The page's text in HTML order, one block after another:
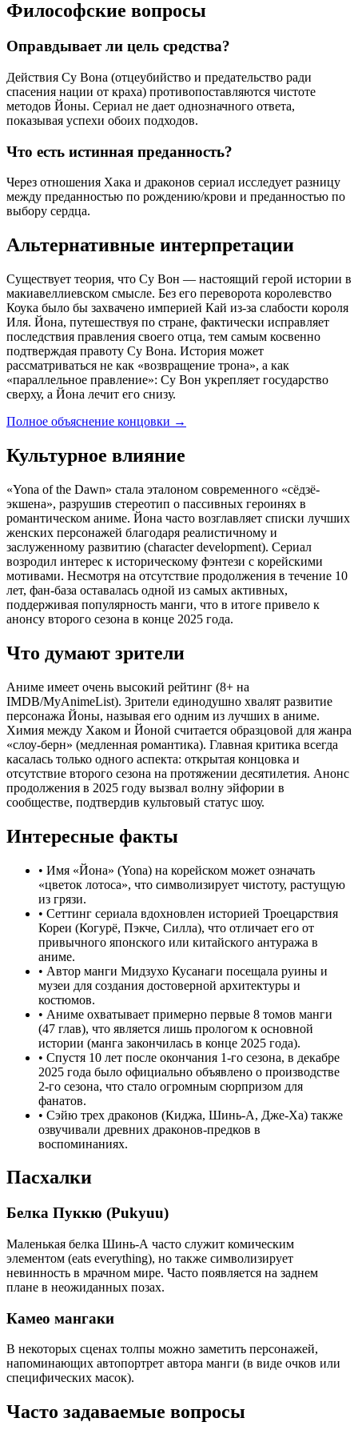
Философские вопросы
Оправдывает ли цель средства?
Действия Су Вона (отцеубийство и предательство ради
спасения нации от краха) противопоставляются чистоте
методов Йоны. Сериал не дает однозначного ответа,
показывая успехи обоих подходов.
Что есть истинная преданность?
Через отношения Хака и драконов сериал исследует разницу
между преданностью по рождению/крови и преданностью по
выбору сердца.
Альтернативные интерпретации
Существует теория, что Су Вон — настоящий герой истории в
макиавеллиевском смысле. Без его переворота королевство
Коука было бы захвачено империей Кай из-за слабости короля
Иля. Йона, путешествуя по стране, фактически исправляет
последствия правления своего отца, тем самым косвенно
подтверждая правоту Су Вона. История может
рассматриваться не как «возвращение трона», а как
«параллельное правление»: Су Вон укрепляет государство
сверху, а Йона лечит его снизу.
Полное объяснение концовки →
Культурное влияние
«Yona of the Dawn» стала эталоном современного «сёдзё-
экшена», разрушив стереотип о пассивных героинях в
романтическом аниме. Йона часто возглавляет списки лучших
женских персонажей благодаря реалистичному и
заслуженному развитию (character development). Сериал
возродил интерес к историческому фэнтези с корейскими
мотивами. Несмотря на отсутствие продолжения в течение 10
лет, фан-база оставалась одной из самых активных,
поддерживая популярность манги, что в итоге привело к
анонсу второго сезона в конце 2025 года.
Что думают зрители
Аниме имеет очень высокий рейтинг (8+ на
IMDB/MyAnimeList). Зрители единодушно хвалят развитие
персонажа Йоны, называя его одним из лучших в аниме.
Химия между Хаком и Йоной считается образцовой для жанра
«слоу-берн» (медленная романтика). Главная критика всегда
касалась только одного аспекта: открытая концовка и
отсутствие второго сезона на протяжении десятилетия. Анонс
продолжения в 2025 году вызвал волну эйфории в
сообществе, подтвердив культовый статус шоу.
Интересные факты
• Имя «Йона» (Yona) на корейском может означать
«цветок лотоса», что символизирует чистоту, растущую
из грязи.
• Сеттинг сериала вдохновлен историей Троецарствия
Кореи (Когурё, Пэкче, Силла), что отличает его от
привычного японского или китайского антуража в
аниме.
• Автор манги Мидзухо Кусанаги посещала руины и
музеи для создания достоверной архитектуры и
костюмов.
• Аниме охватывает примерно первые 8 томов манги
(47 глав), что является лишь прологом к основной
истории (манга закончилась в конце 2025 года).
• Спустя 10 лет после окончания 1-го сезона, в декабре
2025 года было официально объявлено о производстве
2-го сезона, что стало огромным сюрпризом для
фанатов.
• Сэйю трех драконов (Киджа, Шинь-А, Дже-Ха) также
озвучивали древних драконов-предков в
воспоминаниях.
Пасхалки
Белка Пуккю (Pukyuu)
Маленькая белка Шинь-А часто служит комическим
элементом (eats everything), но также символизирует
невинность в мрачном мире. Часто появляется на заднем
плане в неожиданных позах.
Камео мангаки
В некоторых сценах толпы можно заметить персонажей,
напоминающих автопортрет автора манги (в виде очков или
специфических масок).
Часто задаваемые вопросы